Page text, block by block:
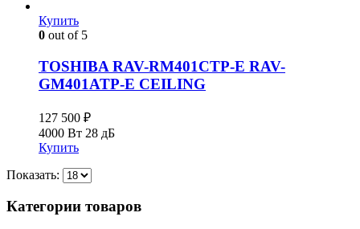
Купить
0 out of 5
TOSHIBA RAV-RM401CTP-E RAV-
GM401ATP-E CEILING
127 500 ₽
4000 Вт 28 дБ
Купить
Показать:
Категории товаров